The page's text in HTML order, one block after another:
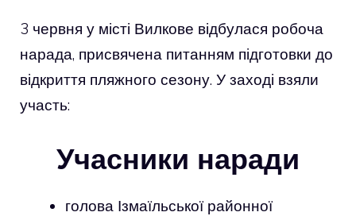
3 червня у місті Вилкове відбулася робоча
нарада, присвячена питанням підготовки до
відкриття пляжного сезону. У заході взяли
участь:
Учасники наради
голова Ізмаїльської районної